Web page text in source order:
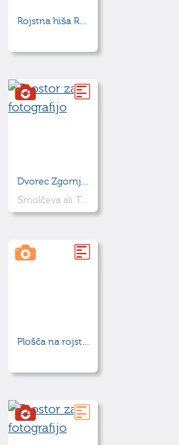
Rojstna hiša Rudolfa Maistra
Dvorec Zgornje Perovo
Šmolčeva ali Tomšičeva graščina
Plošča na rojstni hiši Ivana Vaupotiča